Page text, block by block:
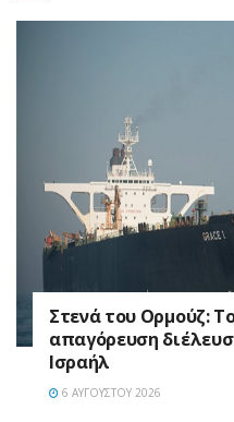
Στενά του Ορμούζ:
απαγόρευση
Ισραήλ
6 ΑΥΓΟΎΣΤΟΥ 2026